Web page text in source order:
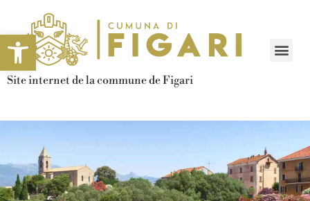
Site internet de la commune de Figari
Ouvrir la barre d’outils